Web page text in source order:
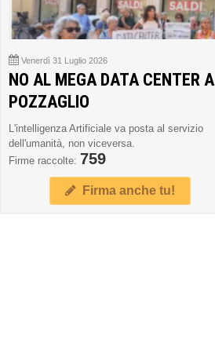
Venerdì 31 Luglio 2026
NO AL MEGA DATA CENTER A
POZZAGLIO
L'intelligenza Artificiale va posta al servizio
dell'umanità, non viceversa.
Firme raccolte: 759
Firma anche tu!